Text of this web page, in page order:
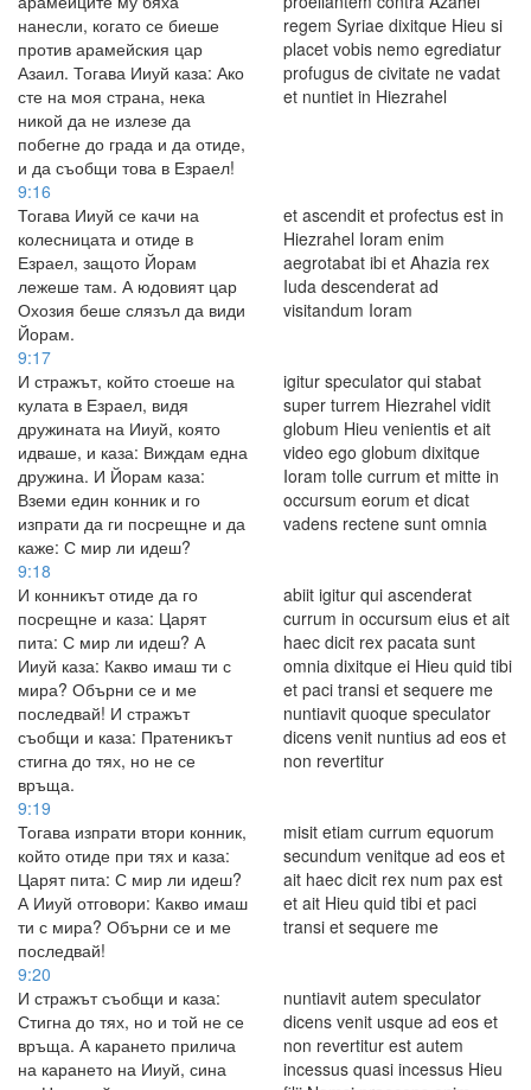
нанесли, когато се биеше
против арамейския цар
Азаил. Тогава Ииуй каза: Ако
сте на моя страна, нека
никой да не излезе да
побегне до града и да отиде,
и да съобщи това в Езраел!
regem Syriae dixitque Hieu si
placet vobis nemo egrediatur
profugus de civitate ne vadat
et nuntiet in Hiezrahel
9:16
Тогава Ииуй се качи на
колесницата и отиде в
Езраел, защото Йорам
лежеше там. А юдовият цар
Охозия беше слязъл да види
Йорам.
et ascendit et profectus est in
Hiezrahel Ioram enim
aegrotabat ibi et Ahazia rex
Iuda descenderat ad
visitandum Ioram
9:17
И стражът, който стоеше на
кулата в Езраел, видя
дружината на Ииуй, която
идваше, и каза: Виждам една
дружина. И Йорам каза:
Вземи един конник и го
изпрати да ги посрещне и да
каже: С мир ли идеш?
igitur speculator qui stabat
super turrem Hiezrahel vidit
globum Hieu venientis et ait
video ego globum dixitque
Ioram tolle currum et mitte in
occursum eorum et dicat
vadens rectene sunt omnia
9:18
И конникът отиде да го
посрещне и каза: Царят
пита: С мир ли идеш? А
Ииуй каза: Какво имаш ти с
мира? Обърни се и ме
последвай! И стражът
съобщи и каза: Пратеникът
стигна до тях, но не се
връща.
abiit igitur qui ascenderat
currum in occursum eius et ait
haec dicit rex pacata sunt
omnia dixitque ei Hieu quid tibi
et paci transi et sequere me
nuntiavit quoque speculator
dicens venit nuntius ad eos et
non revertitur
9:19
Тогава изпрати втори конник,
който отиде при тях и каза:
Царят пита: С мир ли идеш?
А Ииуй отговори: Какво имаш
ти с мира? Обърни се и ме
последвай!
misit etiam currum equorum
secundum venitque ad eos et
ait haec dicit rex num pax est
et ait Hieu quid tibi et paci
transi et sequere me
9:20
И стражът съобщи и каза:
Стигна до тях, но и той не се
връща. А карането прилича
на карането на Ииуй, сина
nuntiavit autem speculator
dicens venit usque ad eos et
non revertitur est autem
incessus quasi incessus Hieu